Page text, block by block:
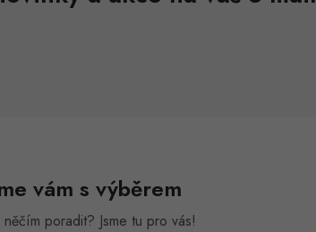
vám s výběrem
poradit? Jsme tu pro vás!